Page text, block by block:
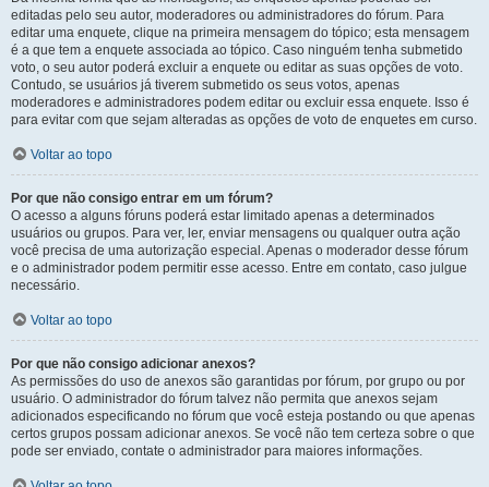
editadas pelo seu autor, moderadores ou administradores do fórum. Para
editar uma enquete, clique na primeira mensagem do tópico; esta mensagem
é a que tem a enquete associada ao tópico. Caso ninguém tenha submetido
voto, o seu autor poderá excluir a enquete ou editar as suas opções de voto.
Contudo, se usuários já tiverem submetido os seus votos, apenas
moderadores e administradores podem editar ou excluir essa enquete. Isso é
para evitar com que sejam alteradas as opções de voto de enquetes em curso.
Voltar ao topo
Por que não consigo entrar em um fórum?
O acesso a alguns fóruns poderá estar limitado apenas a determinados
usuários ou grupos. Para ver, ler, enviar mensagens ou qualquer outra ação
você precisa de uma autorização especial. Apenas o moderador desse fórum
e o administrador podem permitir esse acesso. Entre em contato, caso julgue
necessário.
Voltar ao topo
Por que não consigo adicionar anexos?
As permissões do uso de anexos são garantidas por fórum, por grupo ou por
usuário. O administrador do fórum talvez não permita que anexos sejam
adicionados especificando no fórum que você esteja postando ou que apenas
certos grupos possam adicionar anexos. Se você não tem certeza sobre o que
pode ser enviado, contate o administrador para maiores informações.